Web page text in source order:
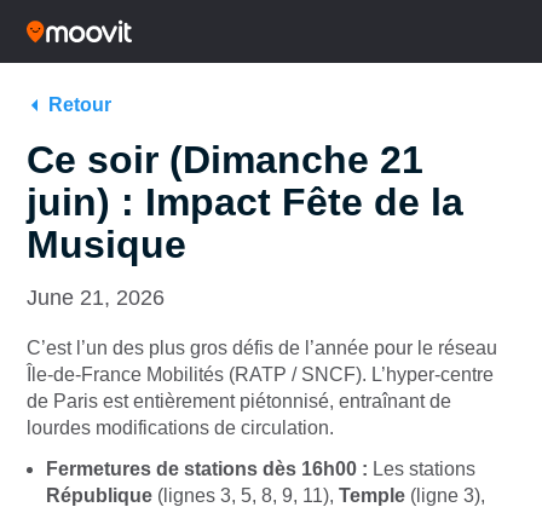
Retour
Ce soir (Dimanche 21
juin) : Impact Fête de la
Musique
June 21, 2026
C’est l’un des plus gros défis de l’année pour le réseau
Île-de-France Mobilités (RATP / SNCF). L’hyper-centre
de Paris est entièrement piétonnisé, entraînant de
lourdes modifications de circulation.
Fermetures de stations dès 16h00 : Les stations
République (lignes 3, 5, 8, 9, 11), Temple (ligne 3),